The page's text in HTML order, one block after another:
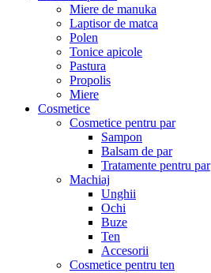
Miere de manuka
Laptisor de matca
Polen
Tonice apicole
Pastura
Propolis
Miere
Cosmetice
Cosmetice pentru par
Sampon
Balsam de par
Tratamente pentru par
Machiaj
Unghii
Ochi
Buze
Ten
Accesorii
Cosmetice pentru ten